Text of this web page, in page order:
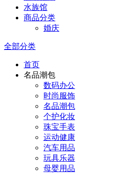
水族馆
商品分类
婚庆
全部分类
首页
名品潮包
数码办公
时尚服饰
名品潮包
个护化妆
珠宝手表
运动健康
汽车用品
玩具乐器
母婴用品